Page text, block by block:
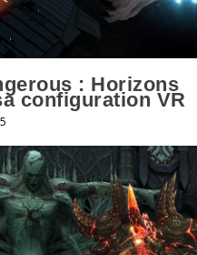
: Horizons
configuration VR